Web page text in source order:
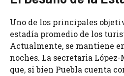
Uno de los principales
estadía promedio de los
Actualmente, se mantiene
noches. La secretaria
que, si bien Puebla cuenta